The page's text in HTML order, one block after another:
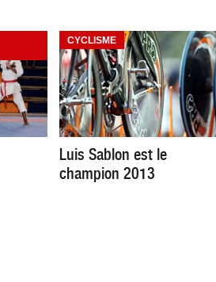
CYCLISME
Luis Sablon est le
champion 2013